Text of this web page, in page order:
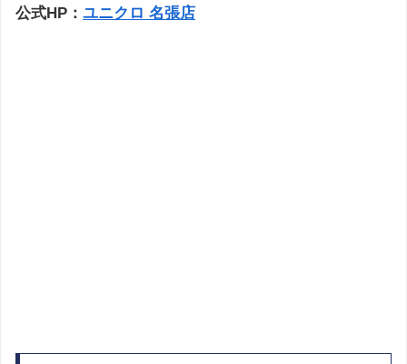
公式HP： ユニクロ 名張店